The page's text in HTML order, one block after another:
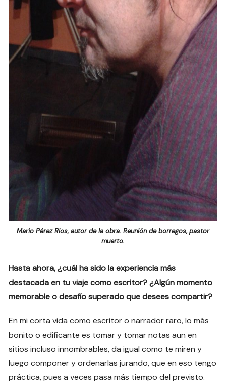
Mario Pérez Rios, autor de la obra. Reunión de borregos, pastor
muerto.
Hasta ahora, ¿cuál ha sido la experiencia más
destacada en tu viaje como escritor? ¿Algún momento
memorable o desafío superado que desees compartir?
En mi corta vida como escritor o narrador raro, lo más
bonito o edificante es tomar y tomar notas aun en
sitios incluso innombrables, da igual como te miren y
luego componer y ordenarlas jurando, que en eso tengo
práctica, pues a veces pasa más tiempo del previsto.